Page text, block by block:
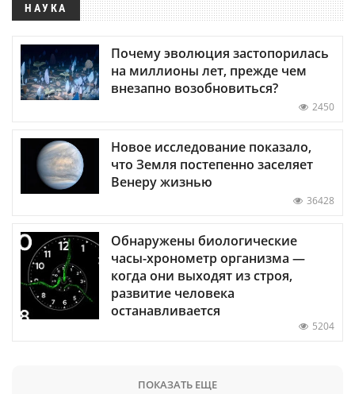
НАУКА
Почему эволюция застопорилась
на миллионы лет, прежде чем
внезапно возобновиться?
2450
Новое исследование показало,
что Земля постепенно заселяет
Венеру жизнью
36428
Обнаружены биологические
часы-хронометр организма —
когда они выходят из строя,
развитие человека
останавливается
5204
ПОКАЗАТЬ ЕЩЕ